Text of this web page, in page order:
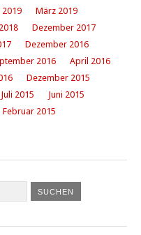
März 2019
Dezember 2017
Dezember 2016
2016
April 2016
Dezember 2015
Juli 2015
Juni 2015
Februar 2015